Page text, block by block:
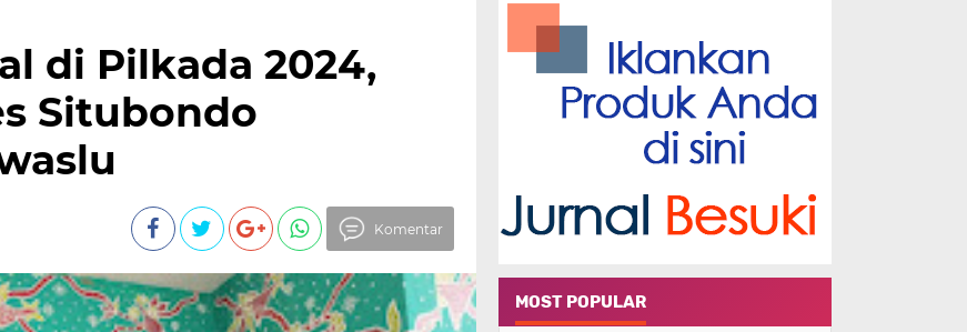
di Pilkada 2024,
Situbondo
Komentar
MOST POPULAR